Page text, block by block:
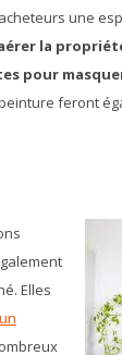
une
la
pour
feront
Elles